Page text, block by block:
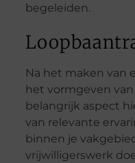
begeleiden.
Na het maken van
het vormgeven
belangrijk aspect
van relevante
binnen je
vrijwilligerswerk